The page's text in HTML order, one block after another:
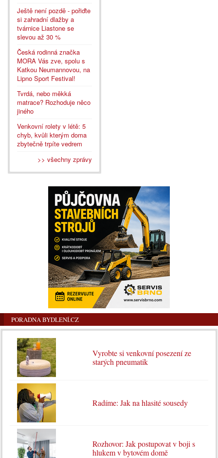
Ještě není pozdě - pořiďte
si zahradní dlažby a
tvárnice Liastone se
slevou až 30 %
Česká rodinná značka
MORA Vás zve, spolu s
Katkou Neumannovou, na
Lipno Sport Festival!
Tvrdá, nebo měkká
matrace? Rozhoduje něco
jiného
Venkovní rolety v létě: 5
chyb, kvůli kterým doma
zbytečně trpíte vedrem
>> všechny zprávy
PORADNA BYDLENÍ.CZ
Vyrobte si venkovní posezení ze
starých pneumatik
Radíme: Jak na hlasité sousedy
Rozhovor: Jak postupovat v boji s
hlukem v bytovém domě